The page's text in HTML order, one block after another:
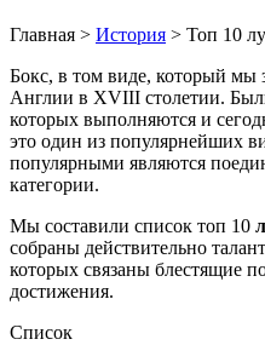
Главная > История > Топ 10
Бокс, в том виде, который мы
Англии в XVIII столетии.
которых выполняются и
это один из популярнейших
популярными являются
категории.
Мы составили список топ 10
собраны действительно
которых связаны блестящие
достижения.
Список